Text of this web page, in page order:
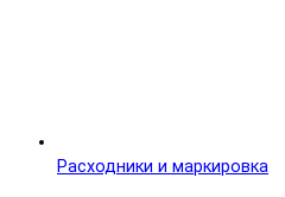
Расходники и маркировка